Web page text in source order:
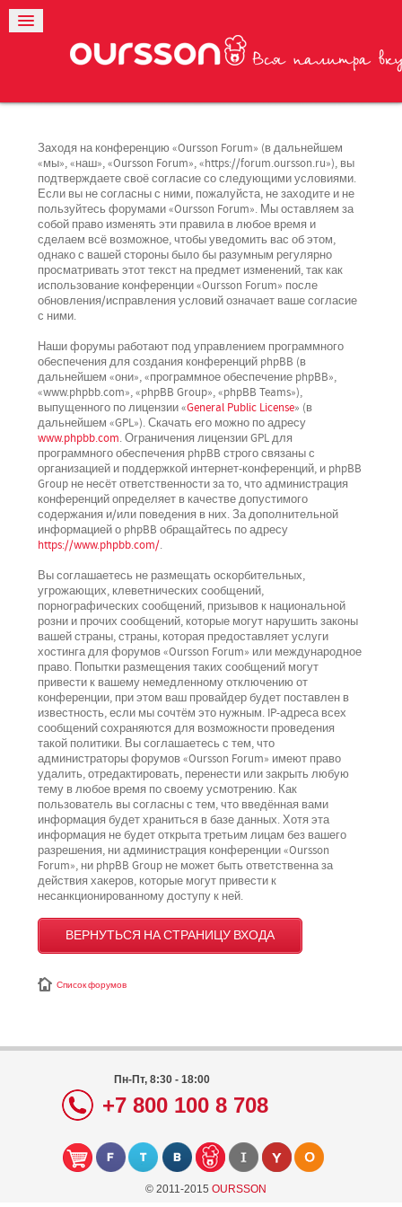
Заходя на конференцию «Oursson Forum» (в дальнейшем
«мы», «наш», «Oursson Forum», «https://forum.oursson.ru»), вы
подтверждаете своё согласие со следующими условиями.
Если вы не согласны с ними, пожалуйста, не заходите и не
пользуйтесь форумами «Oursson Forum». Мы оставляем за
собой право изменять эти правила в любое время и
сделаем всё возможное, чтобы уведомить вас об этом,
однако с вашей стороны было бы разумным регулярно
просматривать этот текст на предмет изменений, так как
использование конференции «Oursson Forum» после
обновления/исправления условий означает ваше согласие
с ними.
Наши форумы работают под управлением программного
обеспечения для создания конференций phpBB (в
дальнейшем «они», «программное обеспечение phpBB»,
«www.phpbb.com», «phpBB Group», «phpBB Teams»),
выпущенного по лицензии «General Public License» (в
дальнейшем «GPL»). Скачать его можно по адресу
www.phpbb.com. Ограничения лицензии GPL для
программного обеспечения phpBB строго связаны с
организацией и поддержкой интернет-конференций, и phpBB
Group не несёт ответственности за то, что администрация
конференций определяет в качестве допустимого
содержания и/или поведения в них. За дополнительной
информацией о phpBB обращайтесь по адресу
https://www.phpbb.com/.
Вы соглашаетесь не размещать оскорбительных,
угрожающих, клеветнических сообщений,
порнографических сообщений, призывов к национальной
розни и прочих сообщений, которые могут нарушить законы
вашей страны, страны, которая предоставляет услуги
хостинга для форумов «Oursson Forum» или международное
право. Попытки размещения таких сообщений могут
привести к вашему немедленному отключению от
конференции, при этом ваш провайдер будет поставлен в
известность, если мы сочтём это нужным. IP-адреса всех
сообщений сохраняются для возможности проведения
такой политики. Вы соглашаетесь с тем, что
администраторы форумов «Oursson Forum» имеют право
удалить, отредактировать, перенести или закрыть любую
тему в любое время по своему усмотрению. Как
пользователь вы согласны с тем, что введённая вами
информация будет храниться в базе данных. Хотя эта
информация не будет открыта третьим лицам без вашего
разрешения, ни администрация конференции «Oursson
Forum», ни phpBB Group не может быть ответственна за
действия хакеров, которые могут привести к
несанкционированному доступу к ней.
ВЕРНУТЬСЯ НА СТРАНИЦУ ВХОДА
Список форумов
Пн-Пт, 8:30 - 18:00
+7 800 100 8 708
© 2011-2015 OURSSON